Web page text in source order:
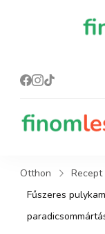
Otthon
Recept
Fűszeres